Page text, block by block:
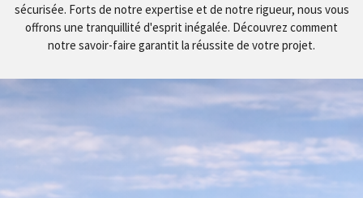
sécurisée. Forts de notre expertise et de notre rigueur, nous vous
offrons une tranquillité d'esprit inégalée. Découvrez comment
notre savoir-faire garantit la réussite de votre projet.